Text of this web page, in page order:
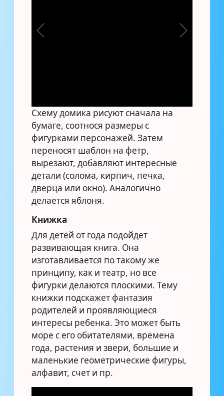
Схему домика рисуют сначала на
бумаге, соотнося размеры с
фигурками персонажей. Затем
переносят шаблон на фетр,
вырезают, добавляют интересные
детали (солома, кирпич, печка,
дверца или окно). Аналогично
делается яблоня.
Книжка
Для детей от года подойдет
развивающая книга. Она
изготавливается по такому же
принципу, как и театр, но все
фигурки делаются плоскими. Тему
книжки подскажет фантазия
родителей и проявляющиеся
интересы ребенка. Это может быть
море с его обитателями, времена
года, растения и звери, большие и
маленькие геометрические фигуры,
алфавит, счет и пр.